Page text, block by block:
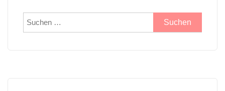
Suchen
nach: